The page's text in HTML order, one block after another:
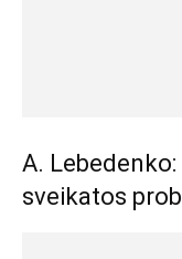
A.
sveikatos